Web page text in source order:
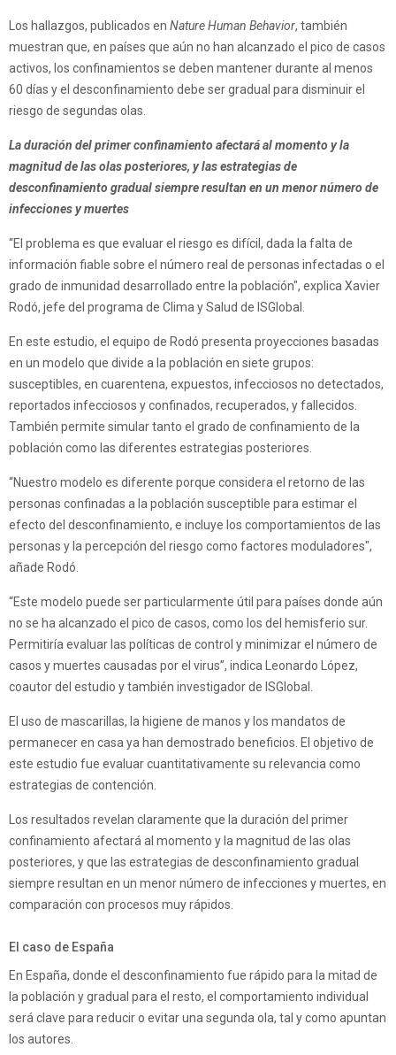
Los hallazgos, publicados en Nature Human Behavior, también
muestran que, en países que aún no han alcanzado el pico de casos
activos, los confinamientos se deben mantener durante al menos
60 días y el desconfinamiento debe ser gradual para disminuir el
riesgo de segundas olas.
La duración del primer confinamiento afectará al momento y la
magnitud de las olas posteriores, y las estrategias de
desconfinamiento gradual siempre resultan en un menor número de
infecciones y muertes
“El problema es que evaluar el riesgo es difícil, dada la falta de
información fiable sobre el número real de personas infectadas o el
grado de inmunidad desarrollado entre la población", explica Xavier
Rodó, jefe del programa de Clima y Salud de ISGlobal.
En este estudio, el equipo de Rodó presenta proyecciones basadas
en un modelo que divide a la población en siete grupos:
susceptibles, en cuarentena, expuestos, infecciosos no detectados,
reportados infecciosos y confinados, recuperados, y fallecidos.
También permite simular tanto el grado de confinamiento de la
población como las diferentes estrategias posteriores.
“Nuestro modelo es diferente porque considera el retorno de las
personas confinadas a la población susceptible para estimar el
efecto del desconfinamiento, e incluye los comportamientos de las
personas y la percepción del riesgo como factores moduladores",
añade Rodó.
“Este modelo puede ser particularmente útil para países donde aún
no se ha alcanzado el pico de casos, como los del hemisferio sur.
Permitiría evaluar las políticas de control y minimizar el número de
casos y muertes causadas por el virus”, indica Leonardo López,
coautor del estudio y también investigador de ISGlobal.
El uso de mascarillas, la higiene de manos y los mandatos de
permanecer en casa ya han demostrado beneficios. El objetivo de
este estudio fue evaluar cuantitativamente su relevancia como
estrategias de contención.
Los resultados revelan claramente que la duración del primer
confinamiento afectará al momento y la magnitud de las olas
posteriores, y que las estrategias de desconfinamiento gradual
siempre resultan en un menor número de infecciones y muertes, en
comparación con procesos muy rápidos.
El caso de España
En España, donde el desconfinamiento fue rápido para la mitad de
la población y gradual para el resto, el comportamiento individual
será clave para reducir o evitar una segunda ola, tal y como apuntan
los autores.